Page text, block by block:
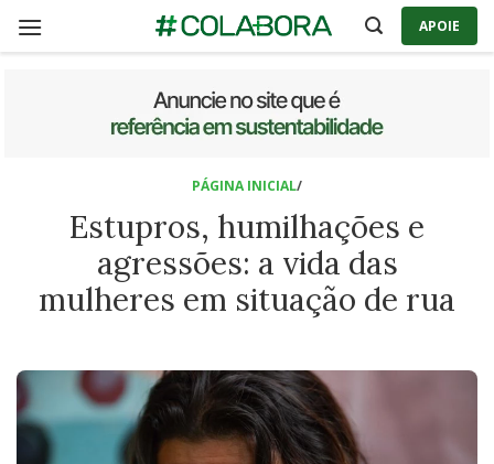
APOIE
PÁGINA INICIAL/
Estupros, humilhações e
agressões: a vida das
mulheres em situação de rua